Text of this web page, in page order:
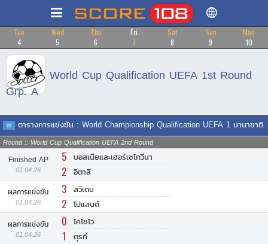
Tue
4
Wed
5
Thu
6
Fri
7
Sat
8
Sun
9
Mon
10
World Cup Qualification UEFA 1st Round
Grp. A
ตารางการแข่งขัน : World Championship Qualification UEFA 1 นานาชาติ
Round :: World Cup Qualification UEFA 2nd Round
Finished AP
01.04.26
5 บอสเนียและเฮอร์เซโกวีนา
2 อิตาลี
ผลการแข่งขัน
01.04.26
3 สวีเดน
2 โปแลนด์
ผลการแข่งขัน
01.04.26
0 โคโซโว
1 ตุรกี